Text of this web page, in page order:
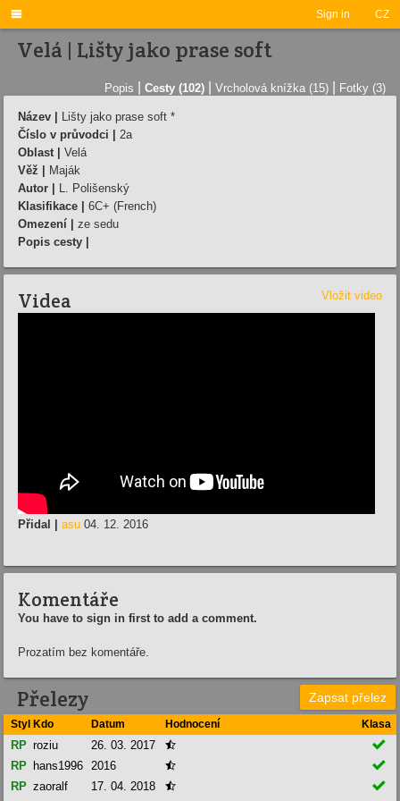
Sign in CZ

Velá | Lišty jako prase soft
Popis Cesty (102) Vrcholová knížka (15) Fotky (3)
Název |
Lišty jako prase soft *
Číslo v průvodci |
2a
Oblast |
Velá
Věž |
Maják
Autor |
L. Polišenský
Klasifikace |
6C+ (French)
Omezení |
ze sedu
Popis cesty |
Videa Vložit video
Přidal | asu 04. 12. 2016
Komentáře
You have to sign in first to add a comment.
Prozatím bez komentáře.
Přelezy Zapsat přelez
Styl Kdo Datum Hodnocení Klasa
RP roziu 26. 03. 2017 

RP hans1996 2016 

RP zaoralf 17. 04. 2018 
